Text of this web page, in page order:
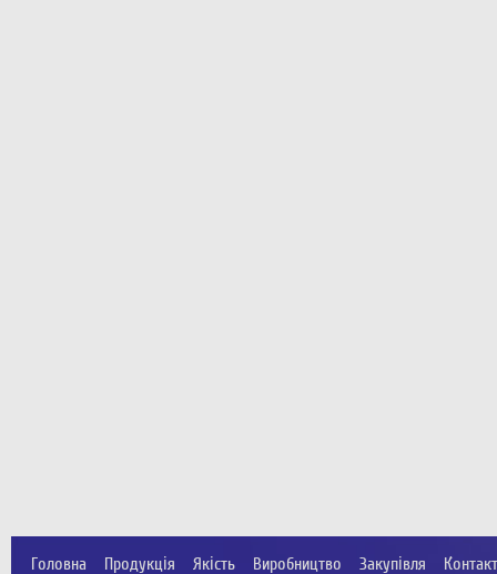
Головна Продукція Якість Виробництво Закупівля